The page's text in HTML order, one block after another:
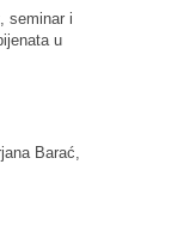
seminar i
u
Barać,